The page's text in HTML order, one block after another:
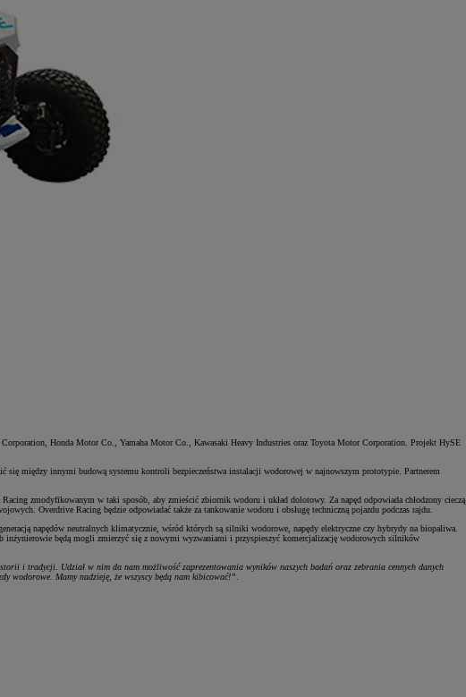
Honda Motor Co., Yamaha Motor Co., Kawasaki Heavy Industries oraz Toyota Motor Corporation. Projekt HySE
między innymi budową systemu kontroli bezpieczeństwa instalacji wodorowej w najnowszym prototypie. Partnerem
zmodyfikowanym w taki sposób, aby zmieścić zbiornik wodoru i układ dolotowy. Za napęd odpowiada chłodzony cieczą
Overdrive Racing będzie odpowiadać także za tankowanie wodoru i obsługę techniczną pojazdu podczas rajdu.
napędów neutralnych klimatycznie, wśród których są silniki wodorowe, napędy elektryczne czy hybrydy na biopaliwa.
będą mogli zmierzyć się z nowymi wyzwaniami i przyspieszyć komercjalizację wodorowych silników
i tradycji. Udział w nim da nam możliwość zaprezentowania wyników naszych badań oraz zebrania cennych danych
wodorowe. Mamy nadzieję, że wszyscy będą nam kibicować!”.